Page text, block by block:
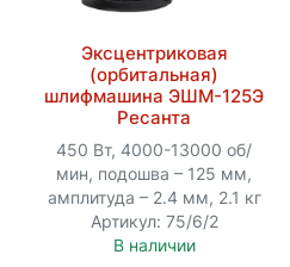
Эксцентриковая
(орбитальная)
шлифмашина ЭШМ-125Э
Ресанта
450 Вт, 4000-13000 об/
мин, подошва – 125 мм,
амплитуда – 2.4 мм, 2.1 кг
Артикул: 75/6/2
В наличии